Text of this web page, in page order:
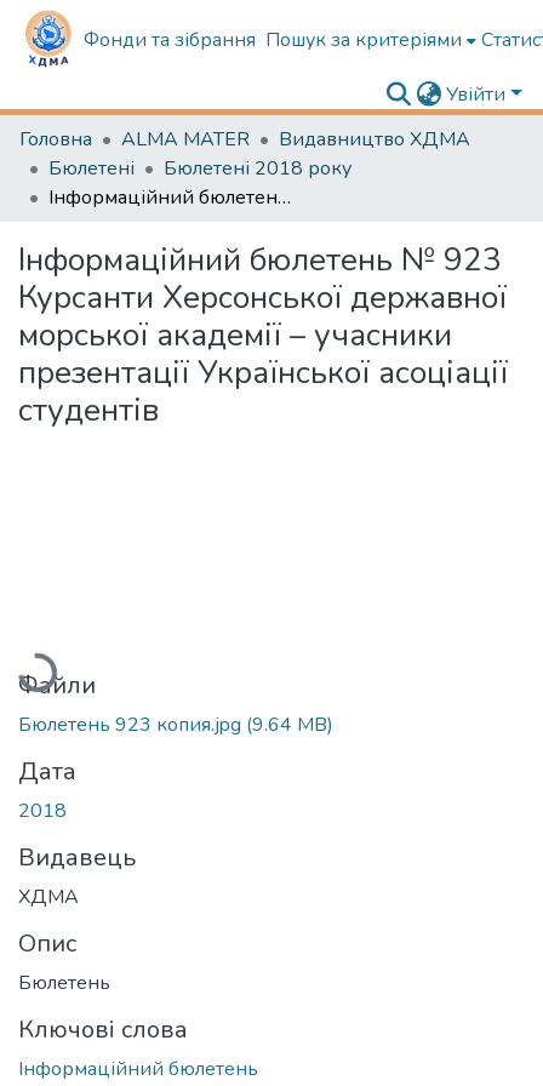
Фонди та зібрання Пошук за критеріями
Увійти
Головна
ALMA MATER
Видавництво ХДМА
Бюлетені
Бюлетені 2018 року
Інформаційний бюлетень № 923 Курсанти Херсонської державної морської академії – учасники презентації Української асоціації студентів
Інформаційний бюлетень № 923
Курсанти Херсонської державної
морської академії – учасники
презентації Української асоціації
студентів
Файли
Бюлетень 923 копия.jpg (9.64 MB)
Дата
2018
Видавець
ХДМА
Опис
Бюлетень
Ключові слова
Інформаційний бюлетень